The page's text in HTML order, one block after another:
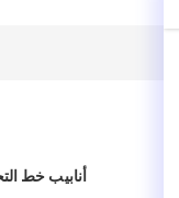
أنابيب خط